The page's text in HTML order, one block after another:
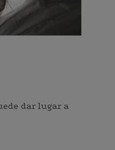
dar lugar a